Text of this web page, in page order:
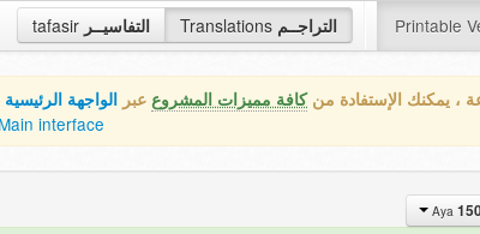
tafasir التفاسيــر Translations التراجــم Printable
، يمكنك الإستفادة منكافة مميزات المشروع عبر الواجهة الرئيسية
Main interface